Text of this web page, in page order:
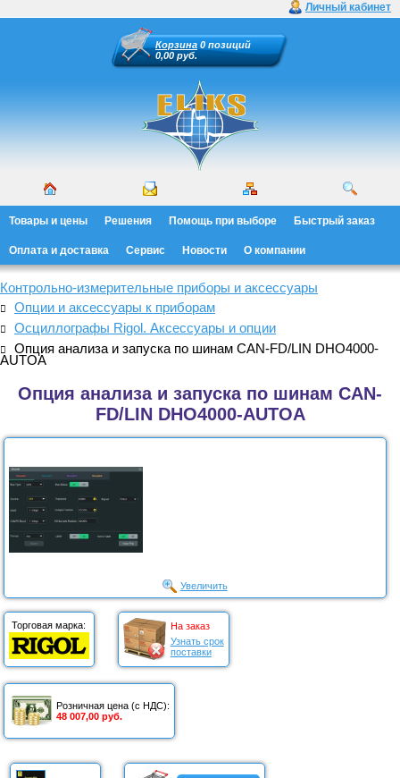
Личный кабинет
Корзина 0 позиций
0,00 руб.
Товары и цены Решения Помощь при выборе Быстрый заказ
Оплата и доставка Сервис Новости О компании
Контрольно-измерительные приборы и аксессуары
Опции и аксессуары к приборам
Осциллографы Rigol. Аксессуары и опции
Опция анализа и запуска по шинам CAN-FD/LIN DHO4000-
AUTOA
Опция анализа и запуска по шинам CAN-
FD/LIN DHO4000-AUTOA
Увеличить
Торговая марка:
На заказ
Узнать срок
поставки
Розничная цена (с НДС):
48 007,00 руб.